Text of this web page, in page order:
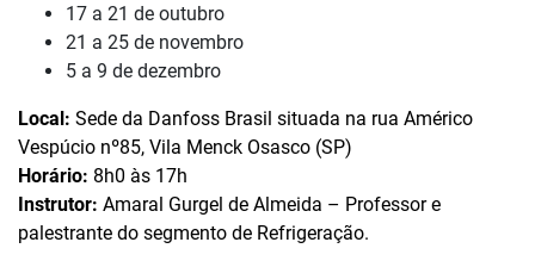
17 a 21 de outubro
21 a 25 de novembro
5 a 9 de dezembro
Local: Sede da Danfoss Brasil situada na rua Américo
Vespúcio nº85, Vila Menck Osasco (SP)
Horário: 8h0 às 17h
Instrutor: Amaral Gurgel de Almeida – Professor e
palestrante do segmento de Refrigeração.